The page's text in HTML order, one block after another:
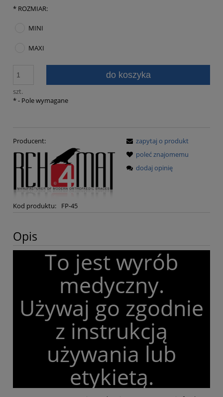
* ROZMIAR:
MINI
MAXI
szt.
do koszyka
*- Pole wymagane
Producent:
Kod produktu: FP-45
zapytaj o produkt
poleć znajomemu
dodaj opinię
Opis
To jest wyrób
medyczny.
Używaj go zgodnie
z instrukcją
używania lub
etykietą.